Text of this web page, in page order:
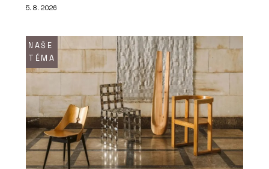
5. 8. 2026
NAŠE
TÉMA